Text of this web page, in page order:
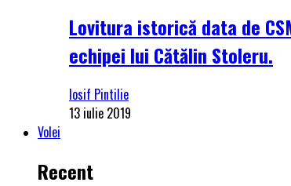
Lovitura istorică data de
echipei lui Cătălin Stoleru.
Iosif Pintilie
13 iulie 2019
Volei
Recent